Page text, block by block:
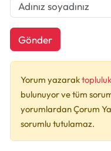
Gönder
Yorum yazarak
bulunuyor ve tüm
yorumlardan Çorum
sorumlu tutulamaz.